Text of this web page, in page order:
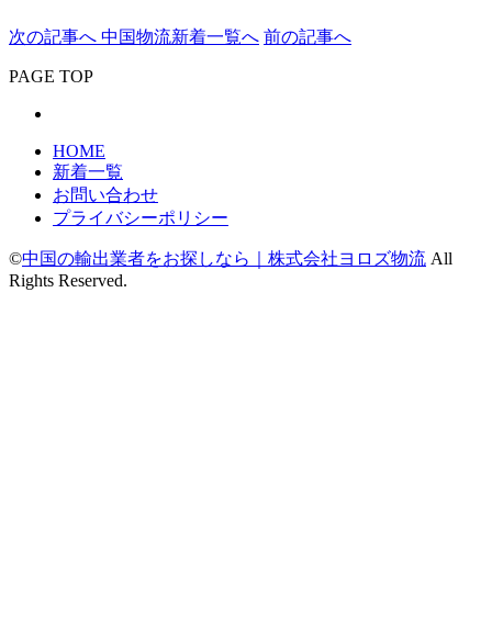
次の記事へ 中国物流新着一覧へ 前の記事へ
PAGE TOP
HOME
新着一覧
お問い合わせ
プライバシーポリシー
©中国の輸出業者をお探しなら｜株式会社ヨロズ物流 All
Rights Reserved.